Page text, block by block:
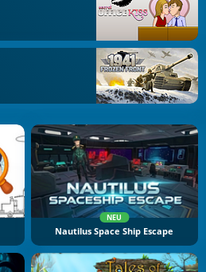
NEU
Nautilus Space Ship Escape